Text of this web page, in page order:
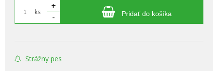
ks
+
-
Pridať do košíka
Strážny pes